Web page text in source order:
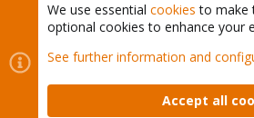
Cookies
Proxmox Support Forum -
Contact us
Terms and rules Privacy
We use essential cookies to make
optional cookies to enhance your
See further information and
Accept all